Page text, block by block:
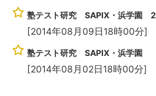
塾テスト研究 SAPIX・浜学園 2
[2014年08月09日18時00分]
塾テスト研究 SAPIX・浜学園
[2014年08月02日18時00分]